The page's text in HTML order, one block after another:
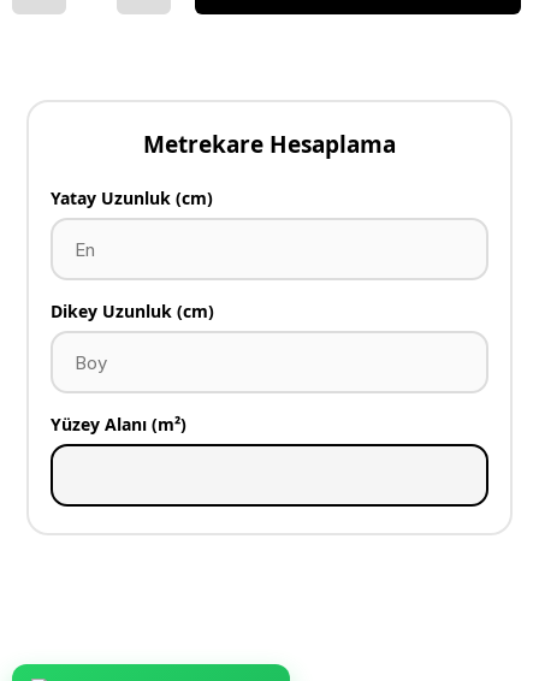
Metrekare Hesaplama
Yatay Uzunluk (cm)
Dikey Uzunluk (cm)
Yüzey Alanı (m²)